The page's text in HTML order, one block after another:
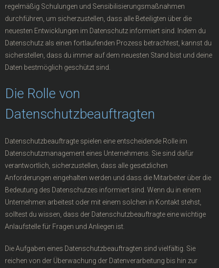
regelmäßig Schulungen und Sensibilisierungsmaßnahmen
durchführen, um sicherzustellen, dass alle Beteiligten über die
neuesten Entwicklungen im Datenschutz informiert sind. Indem du
Datenschutz als einen fortlaufenden Prozess betrachtest, kannst du
sicherstellen, dass du immer auf dem neuesten Stand bist und deine
Daten bestmöglich geschützt sind.
Die Rolle von
Datenschutzbeauftragten
Datenschutzbeauftragte spielen eine entscheidende Rolle im
Datenschutzmanagement eines Unternehmens. Sie sind dafür
verantwortlich, sicherzustellen, dass alle gesetzlichen
Anforderungen eingehalten werden und dass die Mitarbeiter über die
Bedeutung des Datenschutzes informiert sind. Wenn du in einem
Unternehmen arbeitest oder mit einem solchen in Kontakt stehst,
solltest du wissen, dass der Datenschutzbeauftragte eine wichtige
Anlaufstelle für Fragen und Anliegen ist.
Die Aufgaben eines Datenschutzbeauftragten sind vielfältig. Sie
reichen von der Überwachung der Datenverarbeitung bis hin zur